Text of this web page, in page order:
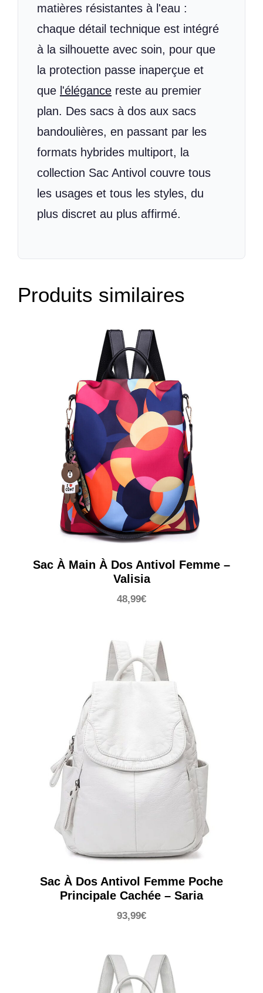
matières résistantes à l'eau :
chaque détail technique est intégré
à la silhouette avec soin, pour que
la protection passe inaperçue et
que l'élégance reste au premier
plan. Des sacs à dos aux sacs
bandoulières, en passant par les
formats hybrides multiport, la
collection Sac Antivol couvre tous
les usages et tous les styles, du
plus discret au plus affirmé.
Produits similaires
Sac À Main À Dos Antivol Femme –
Valisia
48,99€
Sac À Dos Antivol Femme Poche
Principale Cachée – Saria
93,99€